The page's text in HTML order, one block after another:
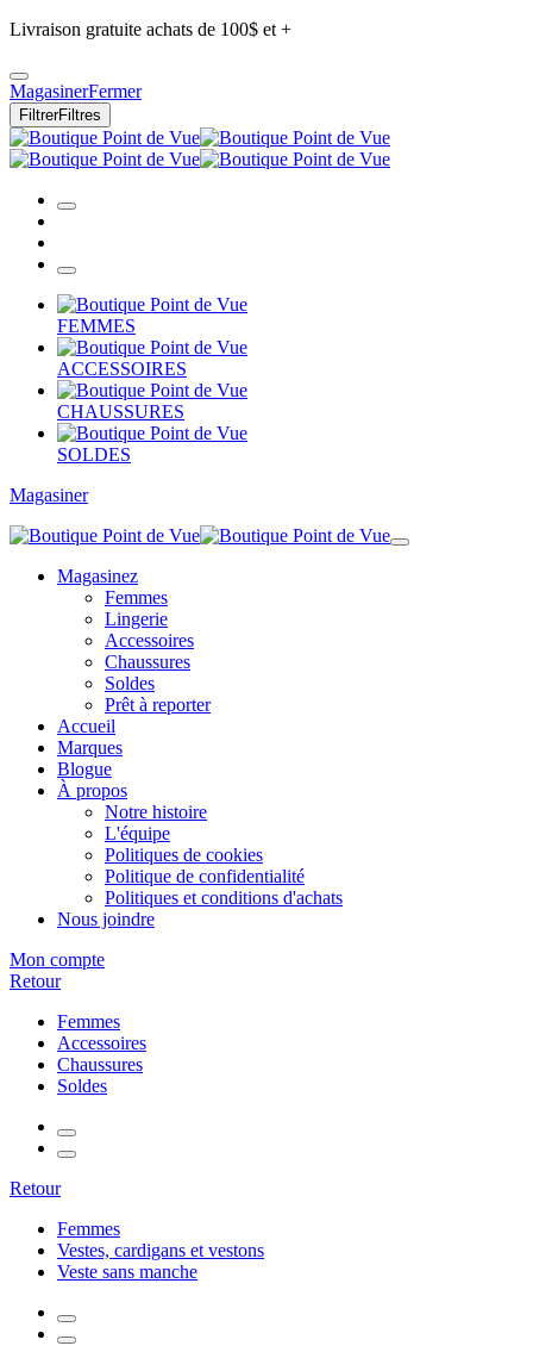
Livraison gratuite achats de 100$ et +
MagasinerFermer
FiltrerFiltres
FEMMES
ACCESSOIRES
CHAUSSURES
SOLDES
Magasiner
Magasinez
Femmes
Lingerie
Accessoires
Chaussures
Soldes
Prêt à reporter
Accueil
Marques
Blogue
À propos
Notre histoire
L'équipe
Politiques de cookies
Politique de confidentialité
Politiques et conditions d'achats
Nous joindre
Mon compte
Retour
Femmes
Accessoires
Chaussures
Soldes
Retour
Femmes
Vestes, cardigans et vestons
Veste sans manche